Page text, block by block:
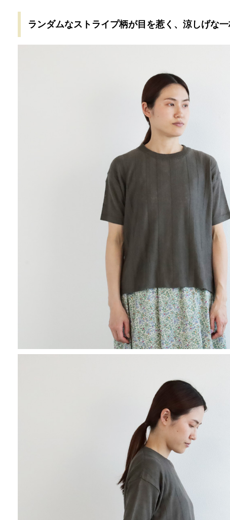
ランダムなストライプ柄が目を惹く、涼しげな